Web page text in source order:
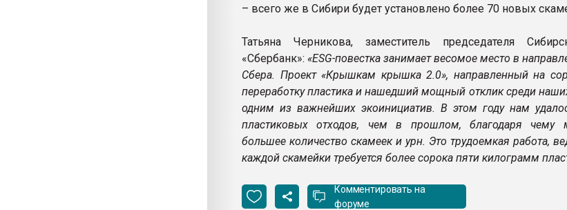
– всего же в Сибири будет установлено более 70 новых
Татьяна Черникова, заместитель председателя
«Сбербанк»: «ESG-повестка занимает весомое место в
Сбера. Проект «Крышкам крышка 2.0», направленный на
переработку пластика и нашедший мощный отклик среди
одним из важнейших экоинициатив. В этом году нам
пластиковых отходов, чем в прошлом, благодаря чему
большее количество скамеек и урн. Это трудоемкая работа,
каждой скамейки требуется более сорока пяти килограмм
Комментировать на
форуме